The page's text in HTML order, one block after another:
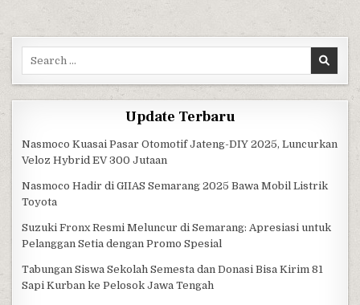
Search for:
Update Terbaru
Nasmoco Kuasai Pasar Otomotif Jateng-DIY 2025, Luncurkan
Veloz Hybrid EV 300 Jutaan
Nasmoco Hadir di GIIAS Semarang 2025 Bawa Mobil Listrik
Toyota
Suzuki Fronx Resmi Meluncur di Semarang: Apresiasi untuk
Pelanggan Setia dengan Promo Spesial
Tabungan Siswa Sekolah Semesta dan Donasi Bisa Kirim 81
Sapi Kurban ke Pelosok Jawa Tengah